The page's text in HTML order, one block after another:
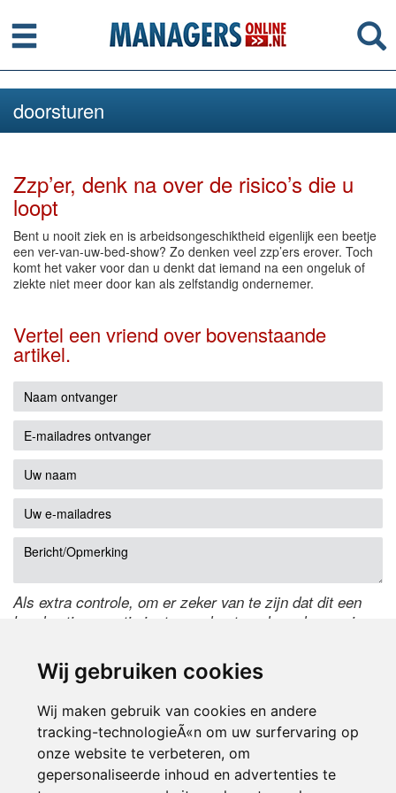
Wij gebruiken cookies
Wij maken gebruik van cookies en andere
tracking-technologieÃ«n om uw surfervaring op
onze website te verbeteren, om
gepersonaliseerde inhoud en advertenties te
Menu
doorsturen
Zzp’er, denk na over de risico’s die u
loopt
Bent u nooit ziek en is arbeidsongeschiktheid eigenlijk een beetje
een ver-van-uw-bed-show? Zo denken veel zzp’ers erover. Toch
komt het vaker voor dan u denkt dat iemand na een ongeluk of
ziekte niet meer door kan als zelfstandig ondernemer.
Vertel een vriend over bovenstaande
artikel.
Als extra controle, om er zeker van te zijn dat dit een
handmatige reactie is, typ onderstaande code over in
de code te wijzigen.